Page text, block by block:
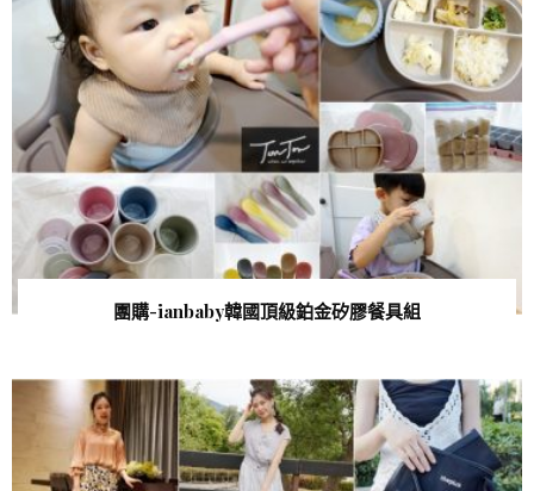
團購-ianbaby韓國頂級鉑金矽膠餐具組